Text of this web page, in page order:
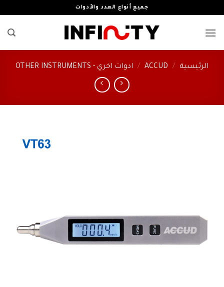
جميع أنواع العدد والأدوات
الرئيسية /
ACCUD
/ ادوات اخري - OTHER INSTRUMENTS